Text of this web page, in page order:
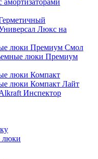
Люкс на
люки Премиум Смол
люки Премиум
люки Компакт
люки Компакт Лайт
Инспектор
люки